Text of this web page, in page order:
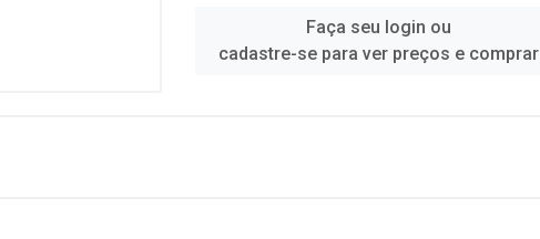
Faça seu login ou
cadastre-se para ver preços e comprar